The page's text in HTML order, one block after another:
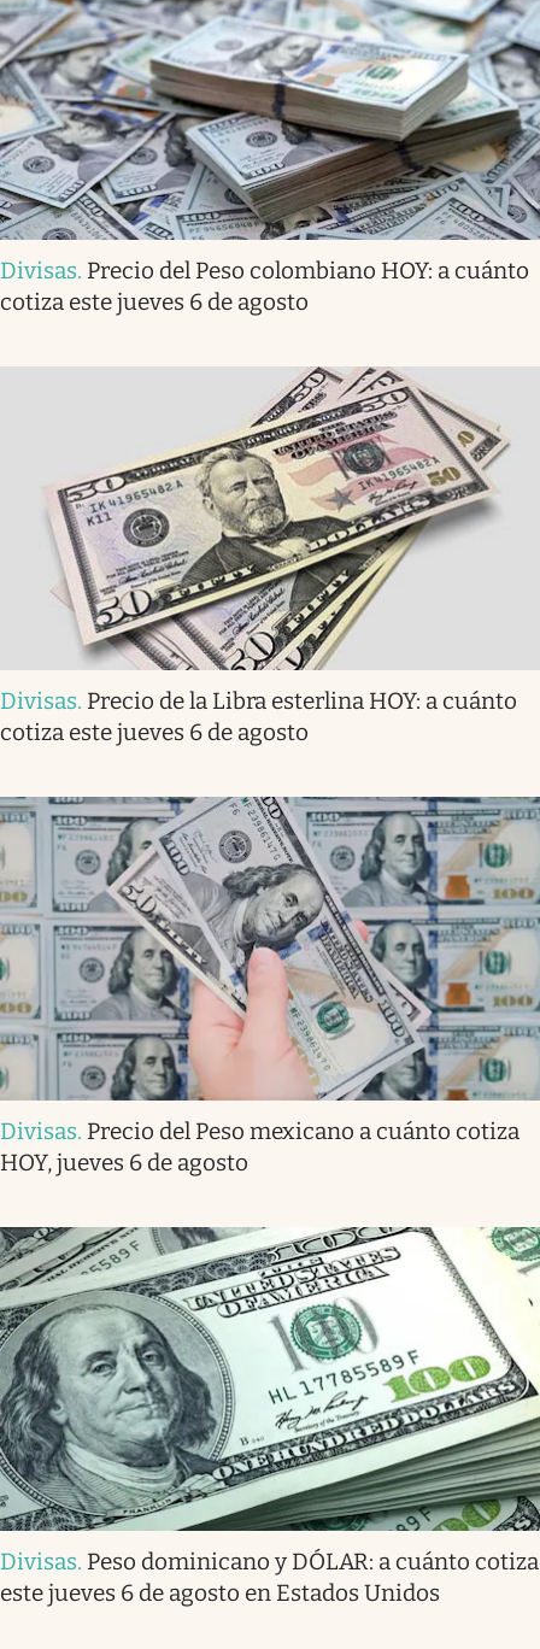
Divisas. Precio del Peso colombiano HOY: a cuánto
cotiza este jueves 6 de agosto
Divisas. Precio de la Libra esterlina HOY: a cuánto
cotiza este jueves 6 de agosto
Divisas. Precio del Peso mexicano a cuánto cotiza
HOY, jueves 6 de agosto
Divisas. Peso dominicano y DÓLAR: a cuánto cotiza
este jueves 6 de agosto en Estados Unidos